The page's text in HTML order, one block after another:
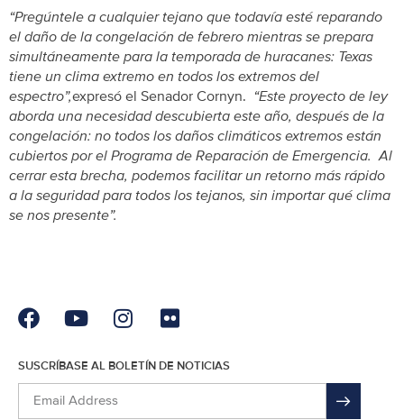
“Pregúntele a cualquier tejano que todavía esté reparando
el daño de la congelación de febrero mientras se prepara
simultáneamente para la temporada de huracanes: Texas
tiene un clima extremo en todos los extremos del
espectro”,expresó el Senador Cornyn. “Este proyecto de ley
aborda una necesidad descubierta este año, después de la
congelación: no todos los daños climáticos extremos están
cubiertos por el Programa de Reparación de Emergencia. Al
cerrar esta brecha, podemos facilitar un retorno más rápido
a la seguridad para todos los tejanos, sin importar qué clima
se nos presente”.
SUSCRÍBASE AL BOLETÍN DE NOTICIAS